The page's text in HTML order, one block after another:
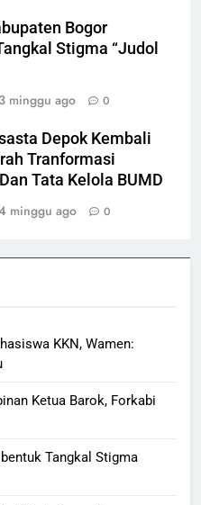
Bogor
Stigma “Judol
3 minggu ago 0
Depok Kembali
Tranformasi
Tata Kelola BUMD
minggu ago 0
KKN, Wamen:
Ketua Barok, Forkabi
Tangkal Stigma